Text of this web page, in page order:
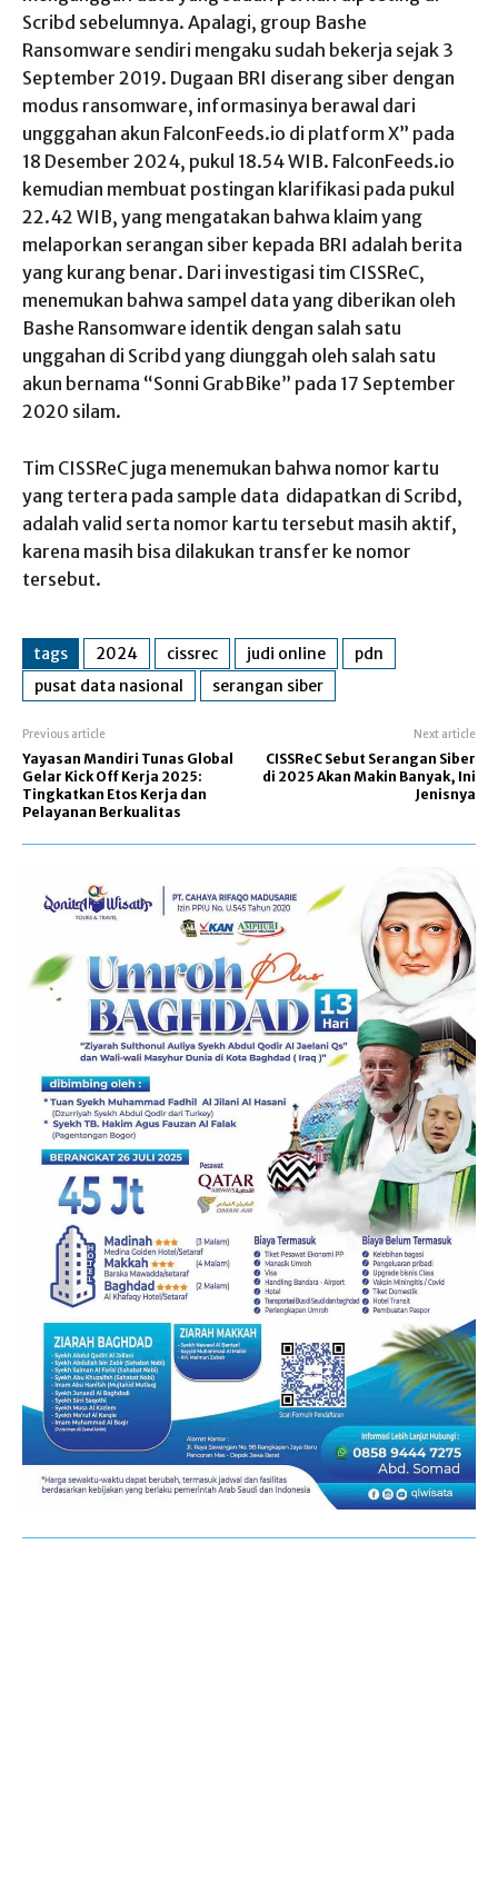
Scribd sebelumnya. Apalagi, group Bashe
Ransomware sendiri mengaku sudah bekerja sejak 3
September 2019. Dugaan BRI diserang siber dengan
modus ransomware, informasinya berawal dari
ungggahan akun FalconFeeds.io di platform X” pada
18 Desember 2024, pukul 18.54 WIB. FalconFeeds.io
kemudian membuat postingan klarifikasi pada pukul
22.42 WIB, yang mengatakan bahwa klaim yang
melaporkan serangan siber kepada BRI adalah berita
yang kurang benar. Dari investigasi tim CISSReC,
menemukan bahwa sampel data yang diberikan oleh
Bashe Ransomware identik dengan salah satu
unggahan di Scribd yang diunggah oleh salah satu
akun bernama “Sonni GrabBike” pada 17 September
2020 silam.
Tim CISSReC juga menemukan bahwa nomor kartu
yang tertera pada sample data didapatkan di Scribd,
adalah valid serta nomor kartu tersebut masih aktif,
karena masih bisa dilakukan transfer ke nomor
tersebut.
tags 2024 cissrec judi online
pdn
pusat data nasional
serangan siber
Previous article
Yayasan Mandiri Tunas Global
Gelar Kick Off Kerja 2025:
Tingkatkan Etos Kerja dan
Pelayanan Berkualitas
Next article
CISSReC Sebut Serangan Siber
di 2025 Akan Makin Banyak, Ini
Jenisnya